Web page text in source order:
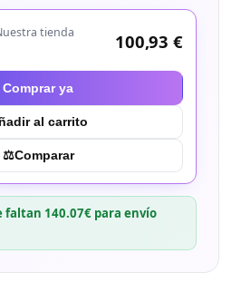
tienda 100,93 €
Comprar ya
al carrito
⚖︎Comparar
faltan 140.07€ para envío